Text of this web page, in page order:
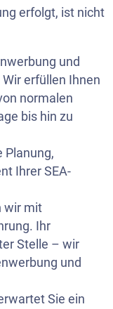
erfolgt, ist nicht
und
erfüllen Ihnen
normalen
bis hin zu
Planung,
Ihrer SEA-
wir mit
Ihr
Stelle – wir
und
Sie ein